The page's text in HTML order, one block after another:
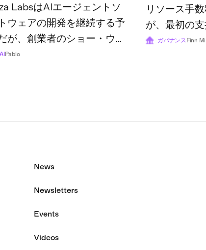
LabsはAIエージェントソ
ウェアの開発を継続する予
が、創業者のショー・ウォ
ーズ氏は、トークンとその
AI Pablo
リソース手
が、最初の
通過した
ガバナンス Finn
News
Newsletters
Events
Videos